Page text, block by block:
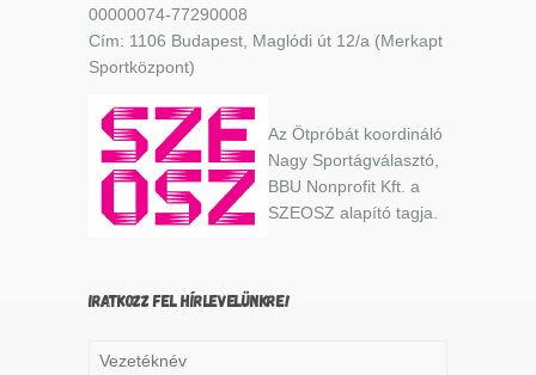
00000074-77290008
Cím: 1106 Budapest, Maglódi út 12/a (Merkapt
Sportközpont)
Az Ötpróbát koordináló
Nagy Sportágválasztó,
BBU Nonprofit Kft. a
SZEOSZ alapító tagja.
IRATKOZZ FEL HÍRLEVELÜNKRE!